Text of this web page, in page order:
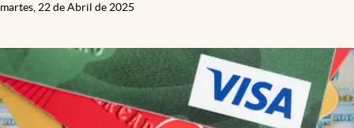
martes, 22 de Abril de 2025